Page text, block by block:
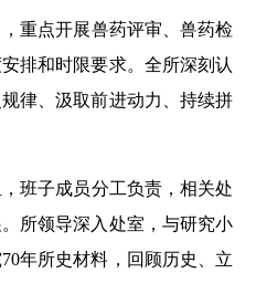
重点开展兽药评审、兽药检
排和时限要求。全所深刻认
律、汲取前进动力、持续拼
班子成员分工负责，相关处
所领导深入处室，与研究小
年所史材料，回顾历史、立